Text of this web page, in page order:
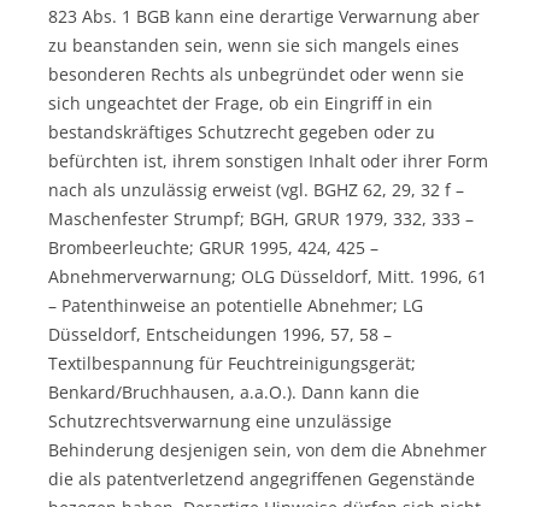
823 Abs. 1 BGB kann eine derartige Verwarnung aber
zu beanstanden sein, wenn sie sich mangels eines
besonderen Rechts als unbegründet oder wenn sie
sich ungeachtet der Frage, ob ein Eingriff in ein
bestandskräftiges Schutzrecht gegeben oder zu
befürchten ist, ihrem sonstigen Inhalt oder ihrer Form
nach als unzulässig erweist (vgl. BGHZ 62, 29, 32 f –
Maschenfester Strumpf; BGH, GRUR 1979, 332, 333 –
Brombeerleuchte; GRUR 1995, 424, 425 –
Abnehmerverwarnung; OLG Düsseldorf, Mitt. 1996, 61
– Patenthinweise an potentielle Abnehmer; LG
Düsseldorf, Entscheidungen 1996, 57, 58 –
Textilbespannung für Feuchtreinigungsgerät;
Benkard/Bruchhausen, a.a.O.). Dann kann die
Schutzrechtsverwarnung eine unzulässige
Behinderung desjenigen sein, von dem die Abnehmer
die als patentverletzend angegriffenen Gegenstände